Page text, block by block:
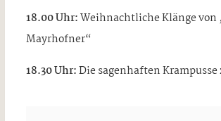
18.00 Uhr:Weihnachtliche Klänge von
Mayrhofner“
18.30 Uhr:Die sagenhaften